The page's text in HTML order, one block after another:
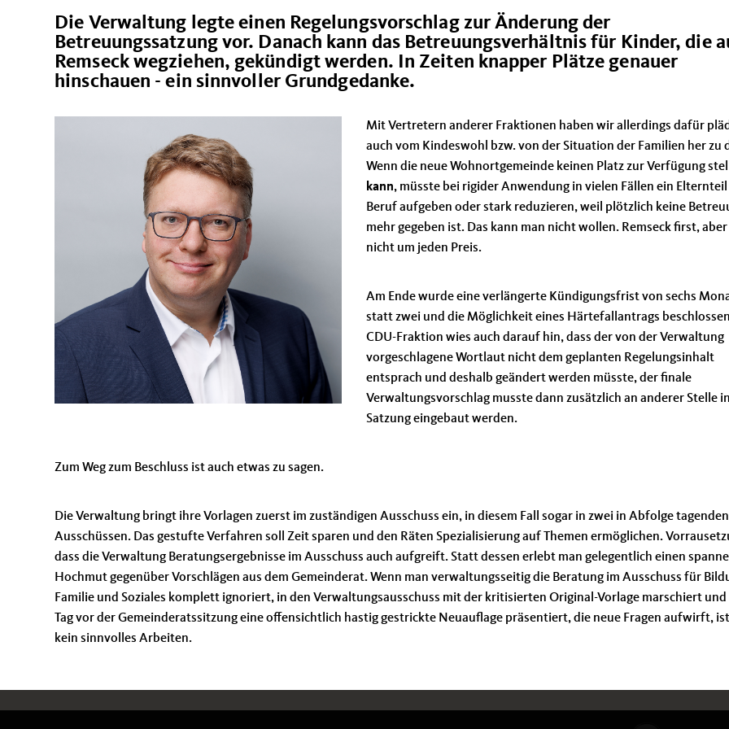
Die Verwaltung legte einen Regelungsvorschlag zur Änderung der
Betreuungssatzung vor. Danach kann das Betreuungsverhältnis für Kinder, die
Remseck wegziehen, gekündigt werden. In Zeiten knapper Plätze genauer
hinschauen - ein sinnvoller Grundgedanke.
Mit Vertretern anderer Fraktionen haben wir allerdings dafür
auch vom Kindeswohl bzw. von der Situation der Familien her zu
Wenn die neue Wohnortgemeinde keinen Platz zur Verfügung
kann, müsste bei rigider Anwendung in vielen Fällen ein
Beruf aufgeben oder stark reduzieren, weil plötzlich keine
mehr gegeben ist. Das kann man nicht wollen. Remseck first,
nicht um jeden Preis.
Am Ende wurde eine verlängerte Kündigungsfrist von sechs
statt zwei und die Möglichkeit eines Härtefallantrags
CDU-Fraktion wies auch darauf hin, dass der von der Verwaltung
vorgeschlagene Wortlaut nicht dem geplanten Regelungsinhalt
entsprach und deshalb geändert werden müsste, der finale
Verwaltungsvorschlag musste dann zusätzlich an anderer Stelle
Satzung eingebaut werden.
Zum Weg zum Beschluss ist auch etwas zu sagen.
Die Verwaltung bringt ihre Vorlagen zuerst im zuständigen Ausschuss ein, in diesem Fall sogar in zwei in Abfolge tagenden
Ausschüssen. Das gestufte Verfahren soll Zeit sparen und den Räten Spezialisierung auf Themen ermöglichen.
dass die Verwaltung Beratungsergebnisse im Ausschuss auch aufgreift. Statt dessen erlebt man gelegentlich einen
Hochmut gegenüber Vorschlägen aus dem Gemeinderat. Wenn man verwaltungsseitig die Beratung im Ausschuss für
Familie und Soziales komplett ignoriert, in den Verwaltungsausschuss mit der kritisierten Original-Vorlage marschiert und
Tag vor der Gemeinderatssitzung eine offensichtlich hastig gestrickte Neuauflage präsentiert, die neue Fragen aufwirft,
kein sinnvolles Arbeiten.